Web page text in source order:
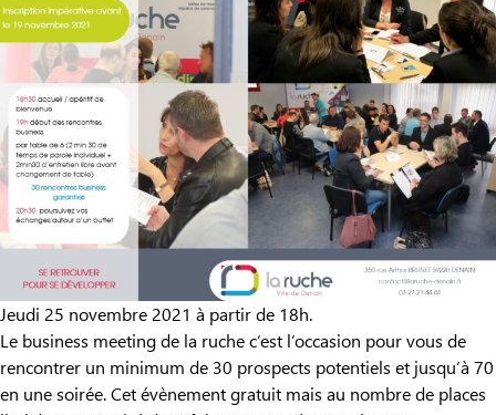
Jeudi 25 novembre 2021 à partir de 18h.
Le business meeting de la ruche c’est l’occasion pour vous de
rencontrer un minimum de 30 prospects potentiels et jusqu’à 70
en une soirée. Cet évènement gratuit mais au nombre de places